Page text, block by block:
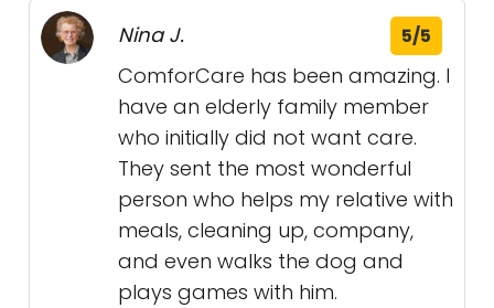
Nina J. 5/5
ComforCare has been amazing. I
have an elderly family member
who initially did not want care.
They sent the most wonderful
person who helps my relative with
meals, cleaning up, company,
and even walks the dog and
plays games with him.